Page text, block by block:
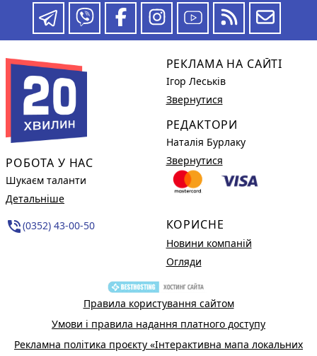
РОБОТА У НАС
Шукаєм таланти
Детальніше
phone_in_talk(0352) 43-00-50
РЕКЛАМА НА САЙТІ
Ігор Леськів
Звернутися
РЕДАКТОРИ
Наталія Бурлаку
Звернутися
КОРИСНЕ
Новини компаній
Огляди
Правила користування сайтом
Умови і правила надання платного доступу
Рекламна політика проєкту «Інтерактивна мапа локальних